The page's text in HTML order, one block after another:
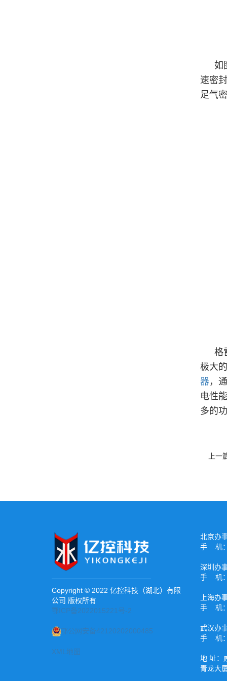
如
速密
足气
格
极大
器，
电性
多的
上一
Copyright © 2022 亿控科技（湖北）有限
公司 版权所有
鄂ICP备2022015221号-2
鄂公网安备42120202000485
XML地图
北京办
手 机
深圳办
手 机
上海办
手 机
武汉办
手 机
地 址：
青龙大